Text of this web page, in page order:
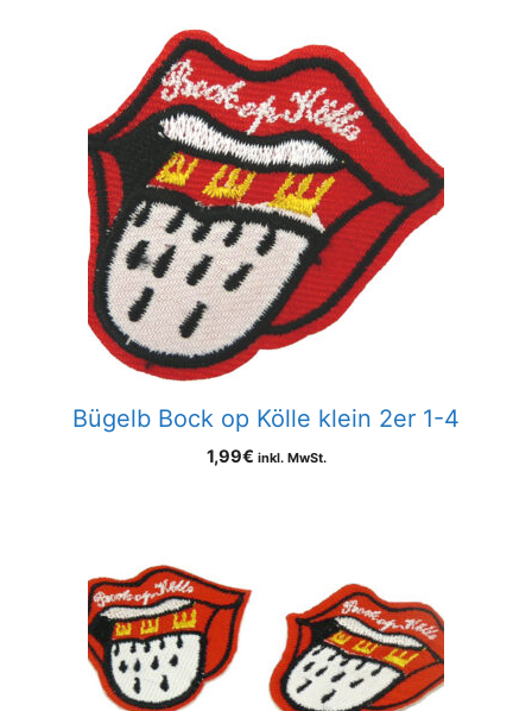
Bügelb Bock op Kölle klein 2er 1-4
1,99€ inkl. MwSt.